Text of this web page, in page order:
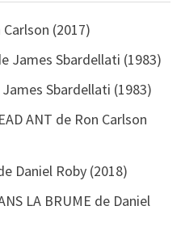
Carlson (2017)
James Sbardellati (1983)
James Sbardellati (1983)
ANT de Ron Carlson
Daniel Roby (2018)
LA BRUME de Daniel